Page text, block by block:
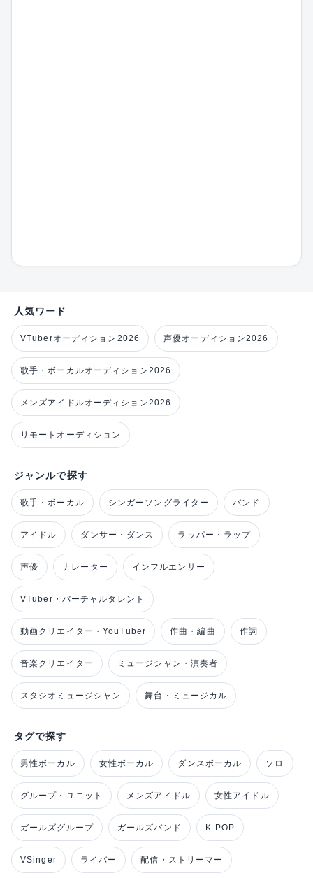
人気ワード
VTuberオーディション2026 声優オーディション2026
歌手・ボーカルオーディション2026
メンズアイドルオーディション2026
リモートオーディション
ジャンルで探す
歌手・ボーカル シンガーソングライター バンド
アイドル ダンサー・ダンス ラッパー・ラップ
声優 ナレーター インフルエンサー
VTuber・バーチャルタレント
動画クリエイター・YouTuber 作曲・編曲 作詞
音楽クリエイター ミュージシャン・演奏者
スタジオミュージシャン 舞台・ミュージカル
タグで探す
男性ボーカル 女性ボーカル ダンスボーカル ソロ
グループ・ユニット メンズアイドル 女性アイドル
ガールズグループ ガールズバンド K-POP
VSinger ライバー 配信・ストリーマー